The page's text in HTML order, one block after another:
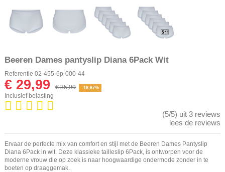
Beeren Dames pantyslip Diana 6Pack Wit
Referentie 02-455-6p-000-44
€ 29,99 € 35,99 -16,67%
Inclusief belasting
(5/5) uit 3 reviews
lees de reviews
Ervaar de perfecte mix van comfort en stijl met de Beeren Dames Pantyslip
Diana 6Pack in wit. Deze klassieke tailleslip 6Pack, is ontworpen voor de
moderne vrouw die op zoek is naar hoogwaardige ondermode zonder in te
boeten op draaggemak.